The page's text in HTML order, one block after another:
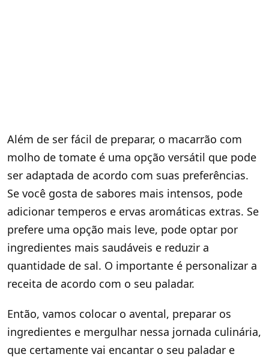
Além de ser fácil de preparar, o macarrão com
molho de tomate é uma opção versátil que pode
ser adaptada de acordo com suas preferências.
Se você gosta de sabores mais intensos, pode
adicionar temperos e ervas aromáticas extras. Se
prefere uma opção mais leve, pode optar por
ingredientes mais saudáveis e reduzir a
quantidade de sal. O importante é personalizar a
receita de acordo com o seu paladar.
Então, vamos colocar o avental, preparar os
ingredientes e mergulhar nessa jornada culinária,
que certamente vai encantar o seu paladar e